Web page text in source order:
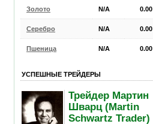
Золото N/A 0.00
Серебро N/A 0.00
Пшеница N/A 0.00
УСПЕШНЫЕ ТРЕЙДЕРЫ
Трейдер Мартин
Шварц (Martin
Schwartz Trader)